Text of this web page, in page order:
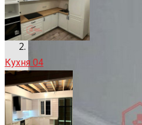
Кухня 04